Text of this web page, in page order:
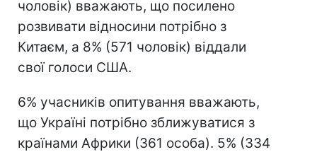
чоловік) вважають, що посилено
розвивати відносини потрібно з
Китаєм, а 8% (571 чоловік) віддали
свої голоси США.
6% учасників опитування вважають,
що Україні потрібно зближуватися з
країнами Африки (361 особа). 5% (334